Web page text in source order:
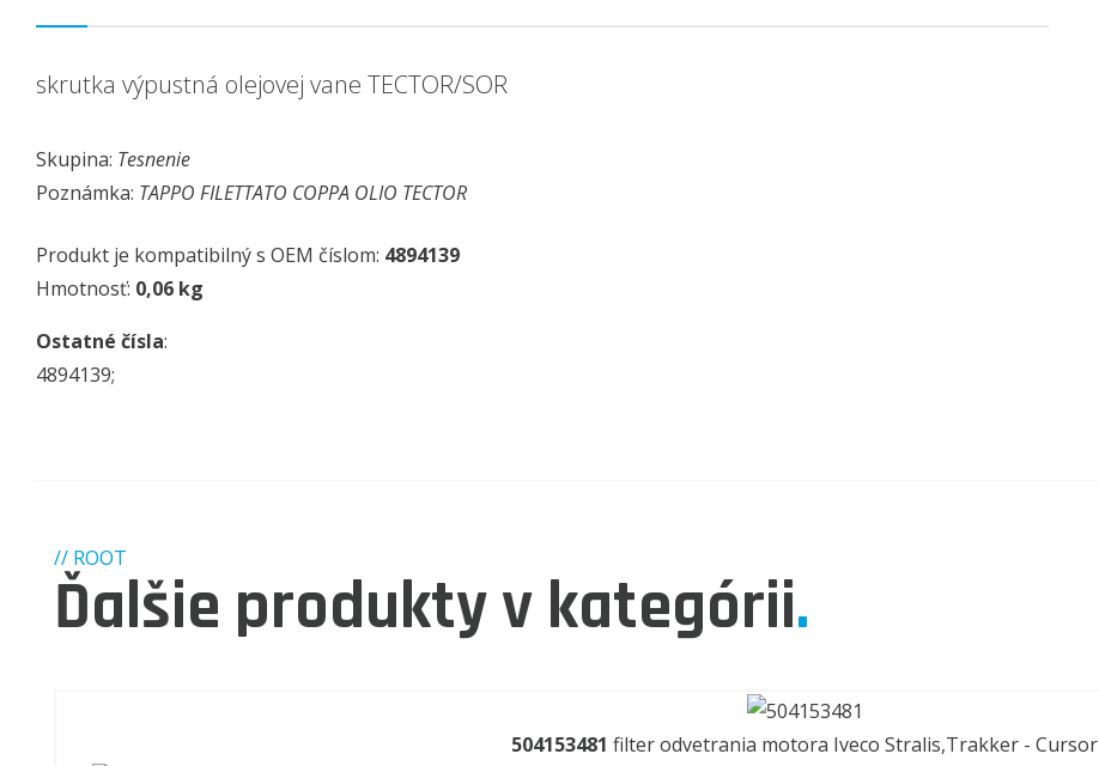
skrutka výpustná olejovej vane TECTOR/SOR
Skupina: Tesnenie
Poznámka: TAPPO FILETTATO COPPA OLIO TECTOR
Produkt je kompatibilný s OEM číslom: 4894139
Hmotnosť: 0,06 kg
Ostatné čísla:
4894139;
// ROOT
Ďalšie produkty v kategórii.
504153481 filter odvetrania motora Iveco Stralis,Trakker - Cursor